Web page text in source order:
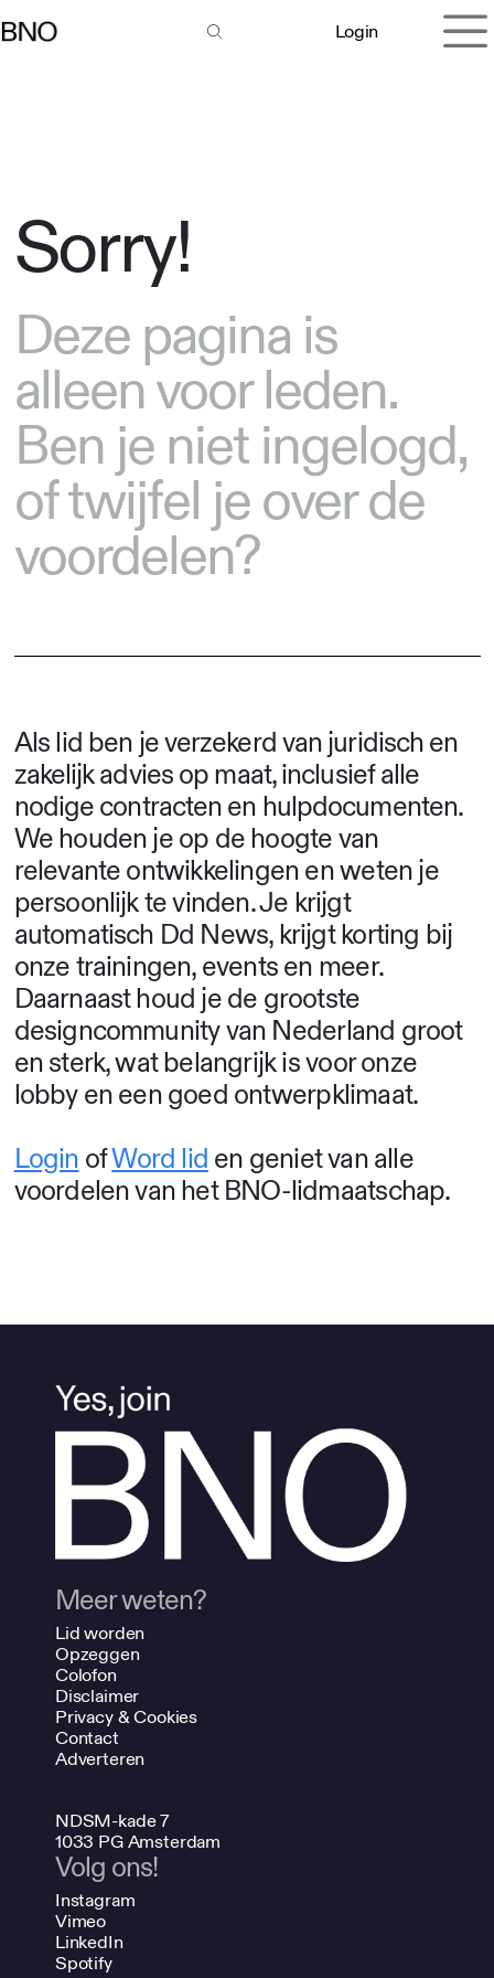
Login
Sorry!
Deze pagina is
alleen voor leden.
Ben je niet ingelogd,
of twijfel je over de
voordelen?
Als lid ben je verzekerd van juridisch en
zakelijk advies op maat, inclusief alle
nodige contracten en hulpdocumenten.
We houden je op de hoogte van
relevante ontwikkelingen en weten je
persoonlijk te vinden. Je krijgt
automatisch Dd News, krijgt korting bij
onze trainingen, events en meer.
Daarnaast houd je de grootste
designcommunity van Nederland groot
en sterk, wat belangrijk is voor onze
lobby en een goed ontwerpklimaat.
Login ofWord lid en geniet van alle
voordelen van het BNO-lidmaatschap.
Meer weten?
Lid worden
Opzeggen
Colofon
Disclaimer
Privacy & Cookies
Contact
Adverteren
NDSM-kade 7
1033 PG Amsterdam
Volg ons!
Instagram
Vimeo
LinkedIn
Spotify